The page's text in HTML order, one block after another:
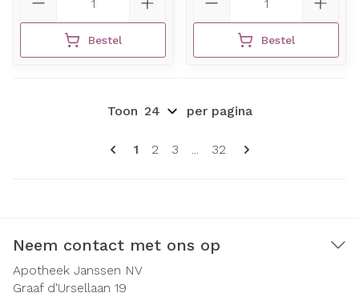
Bestel Bestel
Pagina's
U lees momenteel pagina
1 Pagina
2 Pagina
3 ... Pagina
32
Toon per pagina
Neem contact met ons op
Apotheek Janssen NV
Graaf d'Ursellaan 19